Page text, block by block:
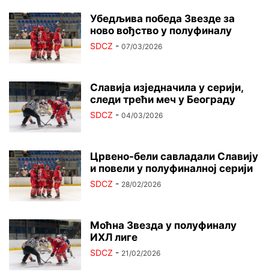
Убедљива победа Звезде за
ново вођство у полуфиналу
SDCZ - 07/03/2026
Славија изједначила у серији,
следи трећи меч у Београду
SDCZ - 04/03/2026
Црвено-бели савладали Славију
и повели у полуфиналној серији
SDCZ - 28/02/2026
Моћна Звезда у полуфиналу
ИХЛ лиге
SDCZ - 21/02/2026